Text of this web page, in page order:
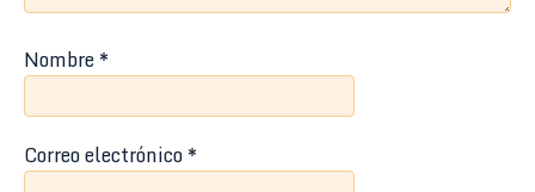
Nombre*
Correo electrónico*